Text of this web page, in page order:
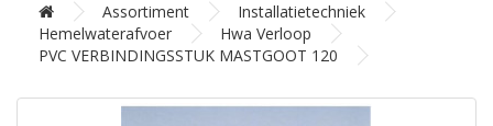
Assortiment
Installatietechniek
Hemelwaterafvoer
Hwa Verloop
PVC VERBINDINGSSTUK MASTGOOT 120